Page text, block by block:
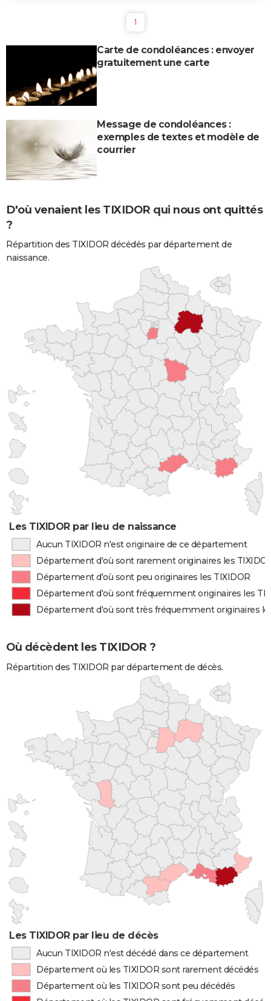
1
Carte de condoléances : envoyer
gratuitement une carte
Message de condoléances :
exemples de textes et modèle de
courrier
D'où venaient les TIXIDOR qui nous ont quittés
?
Répartition des TIXIDOR décédés par département de
naissance.
Les TIXIDOR par lieu de naissance
Aucun TIXIDOR n'est originaire de ce département
Département d'où sont rarement originaires les
Département d'où sont peu originaires les TIXIDOR
Département d'où sont fréquemment originaires les
Département d'où sont très fréquemment originaires
Où décèdent les TIXIDOR ?
Répartition des TIXIDOR par département de décès.
Les TIXIDOR par lieu de décès
Aucun TIXIDOR n'est décédé dans ce département
Département où les TIXIDOR sont rarement décédés
Département où les TIXIDOR sont peu décédés